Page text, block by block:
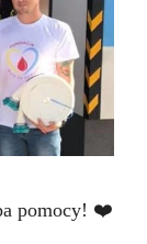
pomocy! ❤️